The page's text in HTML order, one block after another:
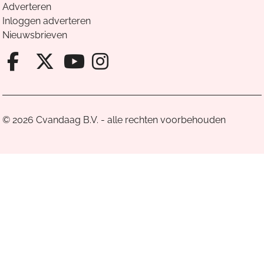
Adverteren
Inloggen adverteren
Nieuwsbrieven
Facebook van Cvandaag
X van Cvandaag
Instagram van
© 2026 Cvandaag B.V. - alle rechten voorbehouden